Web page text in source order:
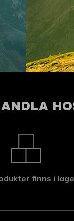
finns i